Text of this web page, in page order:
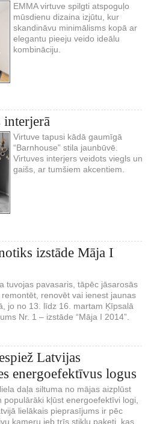
EMMA virtuve spilgti atspoguļo
mūsdienu dizaina izjūtu, kur
skandināvu minimālisms kopā ar
elegantu pieeju veido ideālu
kombināciju.
Virtuve tapusi kādā gaumīgā
“Barnhouse” stila jaunbūvē.
Virtuves interjers veidots viegls un
gaišs, ar tumšiem akcentiem.
izstāde Māja I
tuvojas pavasaris, tāpēc jāsarosās
renovēt vai ienest jaunas
jo no 13. līdz 16. martam Ķīpsalā
Nr. 1 – izstāde “Māja I 2014”.
Latvijas
energoefektīvus logus
daļa siltuma no mājas aizplūst
kļūst energoefektīvi logi,
lielākais pieprasījums ir pēc
kameru jeb trīs stiklu paketi, kas